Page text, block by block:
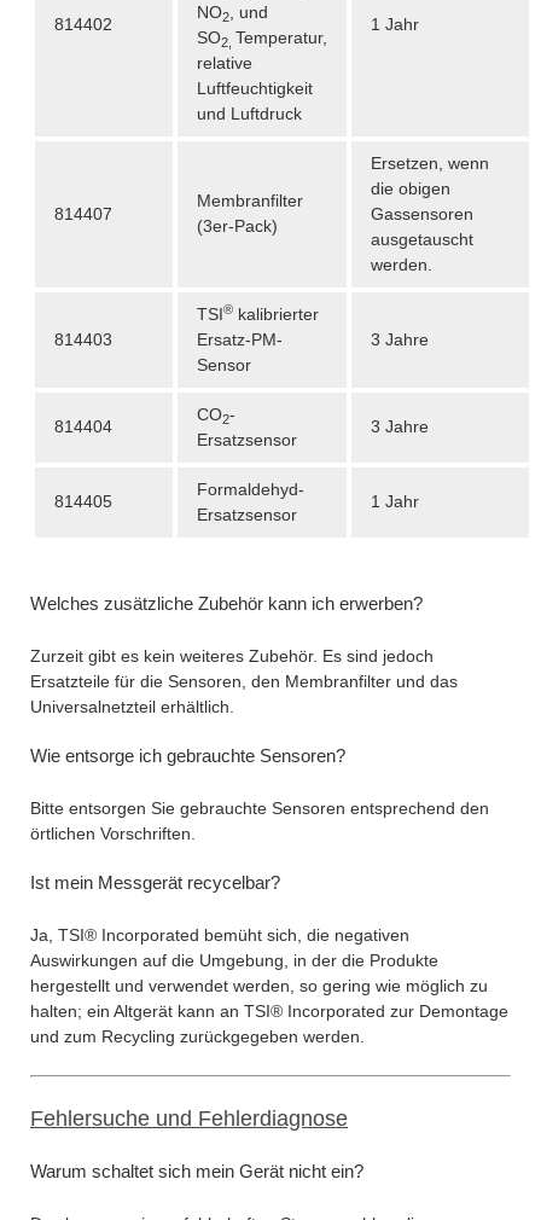
814402
NO2
, und
SO2, Temperatur,
relative
Luftfeuchtigkeit
und Luftdruck
1 Jahr
814407
Membranfilter
(3er-Pack)
Ersetzen, wenn
die obigen
Gassensoren
ausgetauscht
werden.
814403
TSI® kalibrierter
Ersatz-PM-
Sensor
3 Jahre
814404
CO2-
Ersatzsensor
3 Jahre
814405
Formaldehyd-
Ersatzsensor
1 Jahr
Welches zusätzliche Zubehör kann ich erwerben?
Zurzeit gibt es kein weiteres Zubehör. Es sind jedoch
Ersatzteile für die Sensoren, den Membranfilter und das
Universalnetzteil erhältlich.
Wie entsorge ich gebrauchte Sensoren?
Bitte entsorgen Sie gebrauchte Sensoren entsprechend den
örtlichen Vorschriften.
Ist mein Messgerät recycelbar?
Ja, TSI® Incorporated bemüht sich, die negativen
Auswirkungen auf die Umgebung, in der die Produkte
hergestellt und verwendet werden, so gering wie möglich zu
halten; ein Altgerät kann an TSI® Incorporated zur Demontage
und zum Recycling zurückgegeben werden.
Fehlersuche und Fehlerdiagnose
Warum schaltet sich mein Gerät nicht ein?